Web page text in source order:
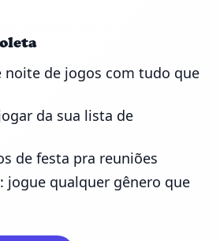
noite de jogos com tudo que
da sua lista de
de festa pra reuniões
jogue qualquer gênero que